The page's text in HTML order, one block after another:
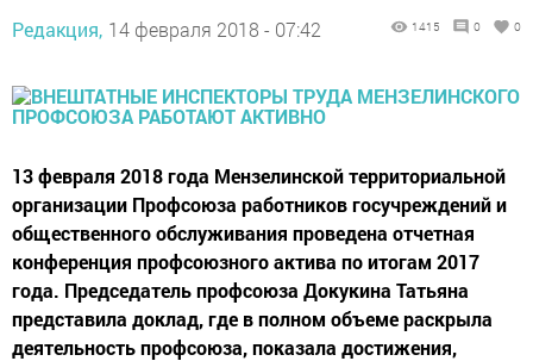
Редакция, 14 февраля 2018 - 07:42 1415 0 0
13 февраля 2018 года Мензелинской территориальной
организации Профсоюза работников госучреждений и
общественного обслуживания проведена отчетная
конференция профсоюзного актива по итогам 2017
года. Председатель профсоюза Докукина Татьяна
представила доклад, где в полном объеме раскрыла
деятельность профсоюза, показала достижения,